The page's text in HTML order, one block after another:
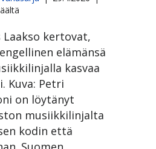
20
vuotta
–
gospelmuusikoiden
sulatusuuni
vakiinnuttanut
paikkansa
Laakso kertovat,
elämänsä
kasvaa
Kuva: Petri
on löytänyt
musiikkilinjalta
kodin että